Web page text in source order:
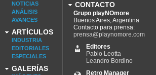
NOTICIAS
ANÁLISIS
AVANCES
ARTÍCULOS
INDUSTRIA
EDITORIALES
ESPECIALES
GALERÍAS
CONTACTO
Grupo playNOmore
Buenos Aires, Argentina
Contacto para prensa:
prensa@playnomore.com
Editores
Pablo Leotta
Leandro Bordino
Retro Manager